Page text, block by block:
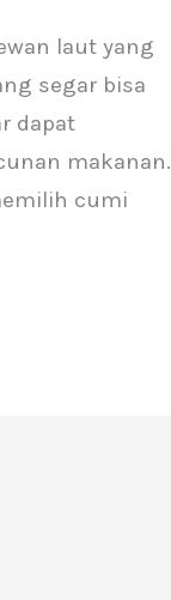
laut yang
segar bisa
dapat
makanan.
cumi